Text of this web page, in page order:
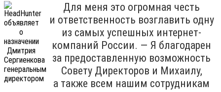
Для меня это огромная честь
и ответственность возглавить одну
из самых успешных интернет-
компаний России. — Я благодарен
за предоставленную возможность
Совету Директоров и Михаилу,
а также всем нашим сотрудникам